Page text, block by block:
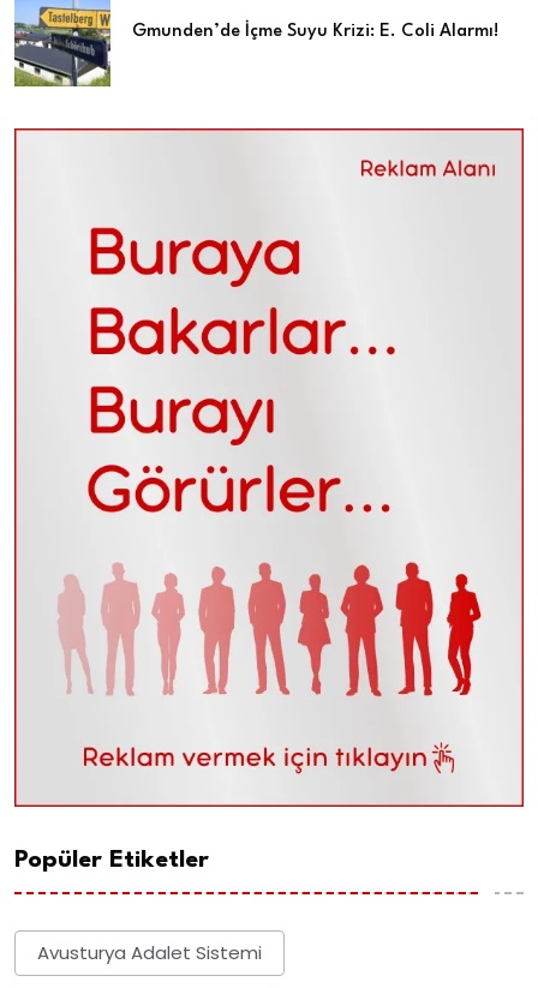
Gmunden’de İçme Suyu Krizi: E. Coli Alarmı!
Popüler Etiketler
Avusturya Adalet Sistemi